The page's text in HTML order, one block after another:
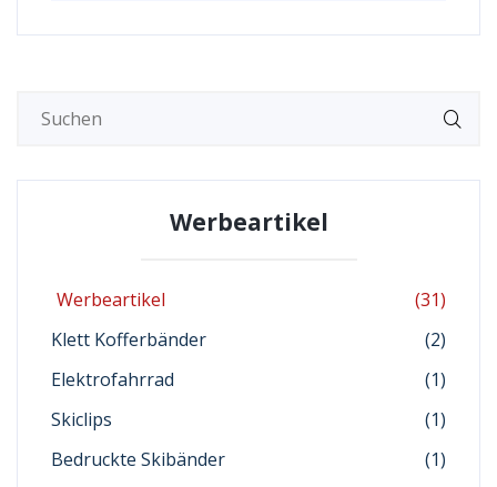
Werbeartikel
Werbeartikel
(31)
Klett Kofferbänder
(2)
Elektrofahrrad
(1)
Skiclips
(1)
Bedruckte Skibänder
(1)